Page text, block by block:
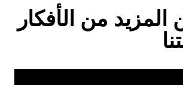
من الأفكار